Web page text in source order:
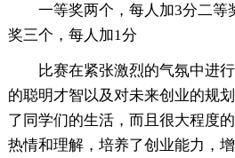
一等奖两个，每人加3分二等
奖三个，每人加1分
比赛在紧张激烈的气氛中进
的聪明才智以及对未来创业的规
了同学们的生活，而且很大程度
热情和理解，培养了创业能力，